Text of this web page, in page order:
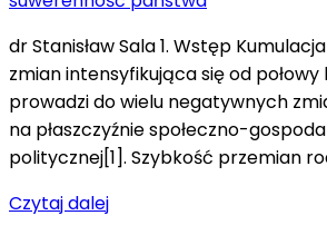
dr Stanisław Sala 1. Wstęp
zmian intensyfikująca się od połowy
prowadzi do wielu negatywnych
na płaszczyźnie społeczno-
politycznej[1]. Szybkość przemian
Czytaj dalej